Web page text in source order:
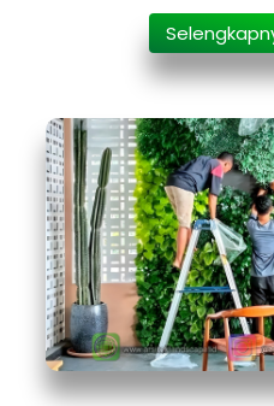
taman vertikal yang